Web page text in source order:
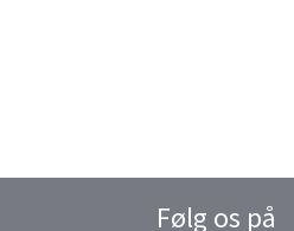
Følg os på